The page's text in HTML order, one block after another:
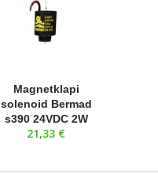
Magnetklapi
solenoid Bermad
s390 24VDC 2W
21,33 €